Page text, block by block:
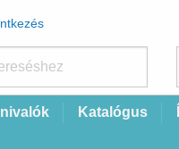
Katalógus